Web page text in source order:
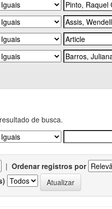
de busca.
| Ordenar registros por